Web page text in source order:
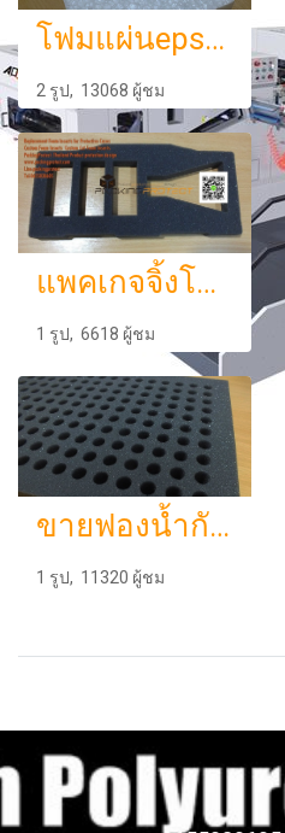
โฟมแผ่นepsแผ่นโฟมตัดตามขนาดราคาถูกโฟมกันกระแทกน้ำหนักเบา
2 รูป, 13068 ผู้ชม
แพคเกจจิ้งโฟมกันกระแทกฟองน้ำกันกระแทก
1 รูป, 6618 ผู้ชม
ขายฟองน้ำกันกระแทก รับผลิตฟองน้ำกันกระแทก โฟมกันกระแทก ราคาถูกPolyurethane หรือ PU Foam
1 รูป, 11320 ผู้ชม